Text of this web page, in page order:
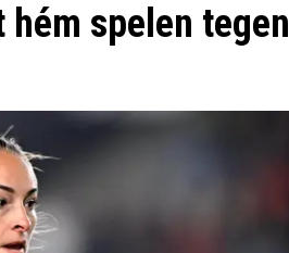
spelen tegen